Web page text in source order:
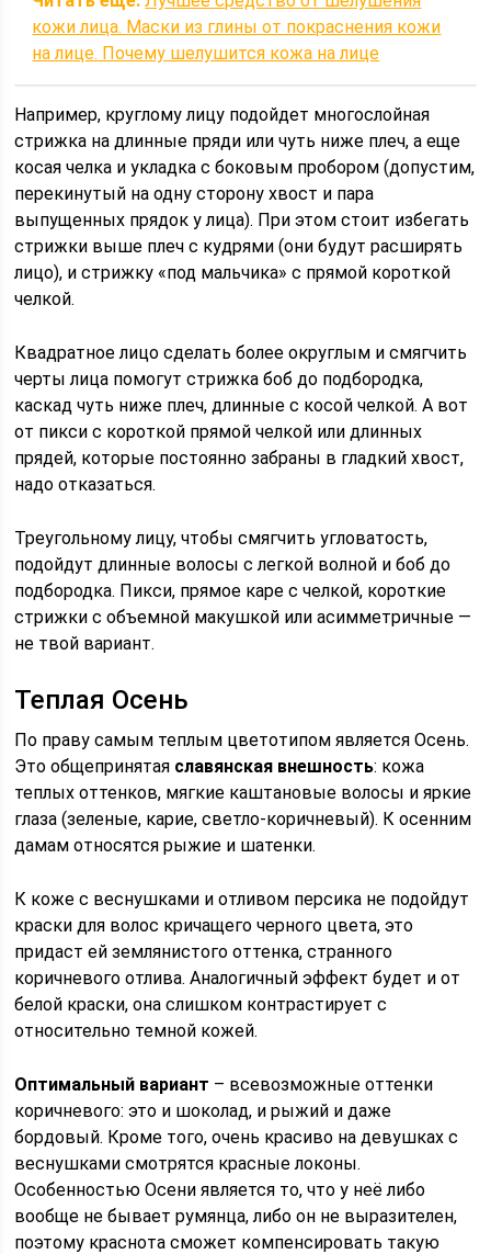
кожи лица. Маски из глины от покраснения кожи
на лице. Почему шелушится кожа на лице
Например, круглому лицу подойдет многослойная
стрижка на длинные пряди или чуть ниже плеч, а еще
косая челка и укладка с боковым пробором (допустим,
перекинутый на одну сторону хвост и пара
выпущенных прядок у лица). При этом стоит избегать
стрижки выше плеч с кудрями (они будут расширять
лицо), и стрижку «под мальчика» с прямой короткой
челкой.
Квадратное лицо сделать более округлым и смягчить
черты лица помогут стрижка боб до подбородка,
каскад чуть ниже плеч, длинные с косой челкой. А вот
от пикси с короткой прямой челкой или длинных
прядей, которые постоянно забраны в гладкий хвост,
надо отказаться.
Треугольному лицу, чтобы смягчить угловатость,
подойдут длинные волосы с легкой волной и боб до
подбородка. Пикси, прямое каре с челкой, короткие
стрижки с объемной макушкой или асимметричные —
не твой вариант.
Теплая Осень
По праву самым теплым цветотипом является Осень.
Это общепринятая славянская внешность: кожа
теплых оттенков, мягкие каштановые волосы и яркие
глаза (зеленые, карие, светло-коричневый). К осенним
дамам относятся рыжие и шатенки.
К коже с веснушками и отливом персика не подойдут
краски для волос кричащего черного цвета, это
придаст ей землянистого оттенка, странного
коричневого отлива. Аналогичный эффект будет и от
белой краски, она слишком контрастирует с
относительно темной кожей.
Оптимальный вариант – всевозможные оттенки
коричневого: это и шоколад, и рыжий и даже
бордовый. Кроме того, очень красиво на девушках с
веснушками смотрятся красные локоны.
Особенностью Осени является то, что у неё либо
вообще не бывает румянца, либо он не выразителен,
поэтому краснота сможет компенсировать такую